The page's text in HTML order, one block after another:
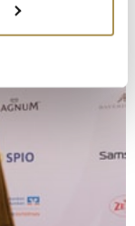
Lage
genau sein
identifizieren
Daten
im
zu